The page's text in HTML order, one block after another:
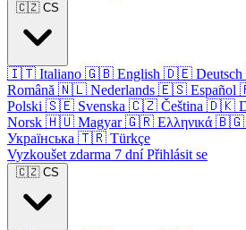
🇨🇿 CS
🇮🇹 Italiano 🇬🇧 English 🇩🇪 Deutsch
Română 🇳🇱 Nederlands 🇪🇸 Español
Polski 🇸🇪 Svenska 🇨🇿 Čeština 🇩🇰
Norsk 🇭🇺 Magyar 🇬🇷 Ελληνικά 🇧🇬
Українська 🇹🇷 Türkçe
Vyzkoušet zdarma 7 dníPřihlásit se
🇨🇿 CS